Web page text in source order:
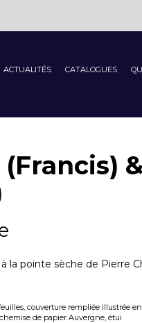
ACTUALITÉS CATALOGUES
(Francis)
la pointe sèche de Pierre
couverture rempliée illustrée
de papier Auvergne, étui